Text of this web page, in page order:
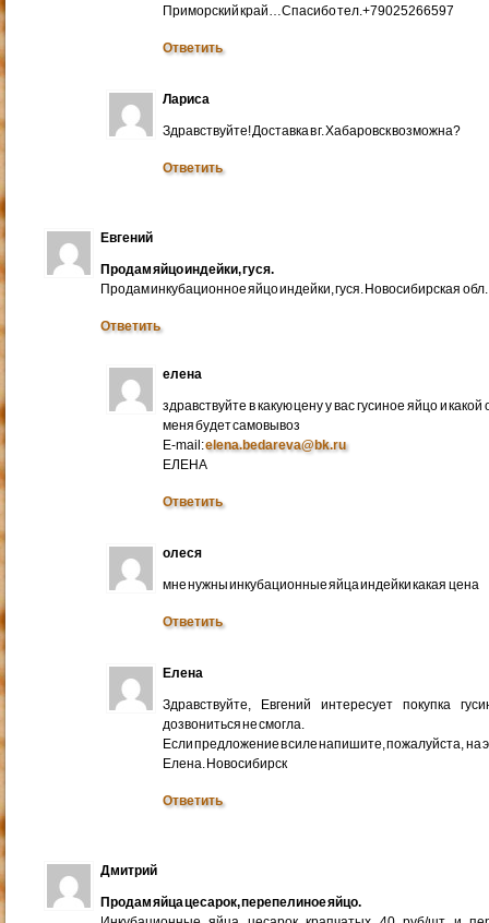
Приморский край…Спасибо тел.+79025266597
Ответить
Лариса
Здравствуйте! Доставка в г. Хабаровск возможна?
Ответить
Евгений
Продам яйцо индейки, гуся.
Продам инкубационное яйцо индейки, гуся. Новосибирская
Ответить
елена
здравствуйте в какую цену у вас гусиное яйцо и
меня будет самовывоз
E-mail:elena.bedareva@bk.ru
ЕЛЕНА
Ответить
олеся
мне нужны инкубационные яйца индейки какая цена
Ответить
Елена
Здравствуйте, Евгений интересует покупка
дозвониться не смогла.
Если предложение в силе напишите, пожалуйста, на
Елена. Новосибирск
Ответить
Дмитрий
Продам яйца цесарок, перепелиное яйцо.